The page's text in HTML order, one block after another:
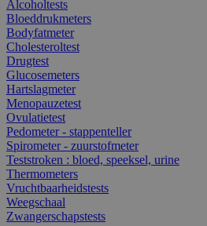
Alcoholtests
Bloeddrukmeters
Bodyfatmeter
Cholesteroltest
Drugtest
Glucosemeters
Hartslagmeter
Menopauzetest
Ovulatietest
Pedometer - stappenteller
Spirometer - zuurstofmeter
Teststroken : bloed, speeksel, urine
Thermometers
Vruchtbaarheidstests
Weegschaal
Zwangerschapstests